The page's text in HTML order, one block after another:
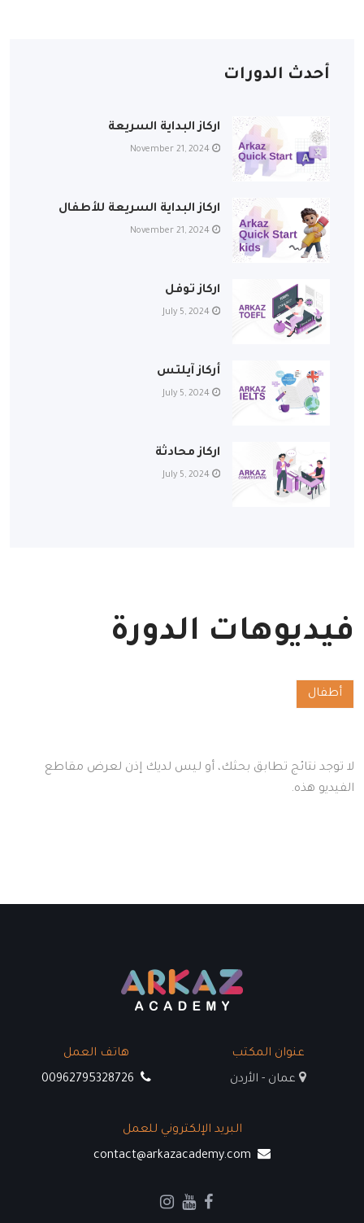
أحدث الدورات
اركاز البداية السريعة
اركاز البداية السريعة للأطفال
اركاز توفل
أركاز آيلتس
اركاز محادثة
فيديوهات الدورة
فئةأطفال
لا توجد نتائج تطابق بحثك، أو ليس لديك إذن لعرض مقاطع
الفيديو هذه.
عنوان المكتب
عمان - الأردن
هاتف العمل
البريد الإلكتروني للعمل